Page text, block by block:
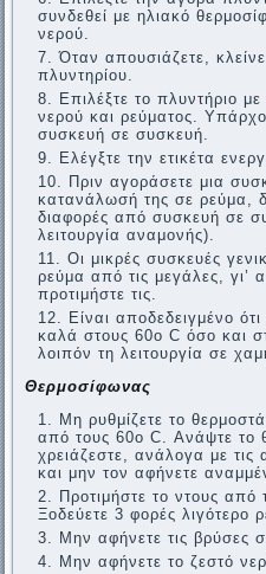
συνδεθεί με ηλιακό
νερού.
Όταν απουσιάζετε,
πλυντηρίου.
Επιλέξτε το πλυντήριο
νερού και ρεύματος.
συσκευή σε συσκευή.
Ελέγξτε την ετικέτα
Πριν αγοράσετε μια
κατανάλωσή της σε ρεύμα,
διαφορές από συσκευή σε
λειτουργία αναμονής).
Οι μικρές συσκευές
ρεύμα από τις μεγάλες, γι’
προτιμήστε τις.
Είναι αποδεδειγμένο
καλά στους 60ο C όσο και
λοιπόν τη λειτουργία σε
Θερμοσίφωνας
Μη ρυθμίζετε το
από τους 60ο C. Ανάψτε το
χρειάζεστε, ανάλογα με
και μην τον αφήνετε
Προτιμήστε το ντους από
Ξοδεύετε 3 φορές λιγότερο
Μην αφήνετε τις βρύσες
Μην αφήνετε το ζεστό